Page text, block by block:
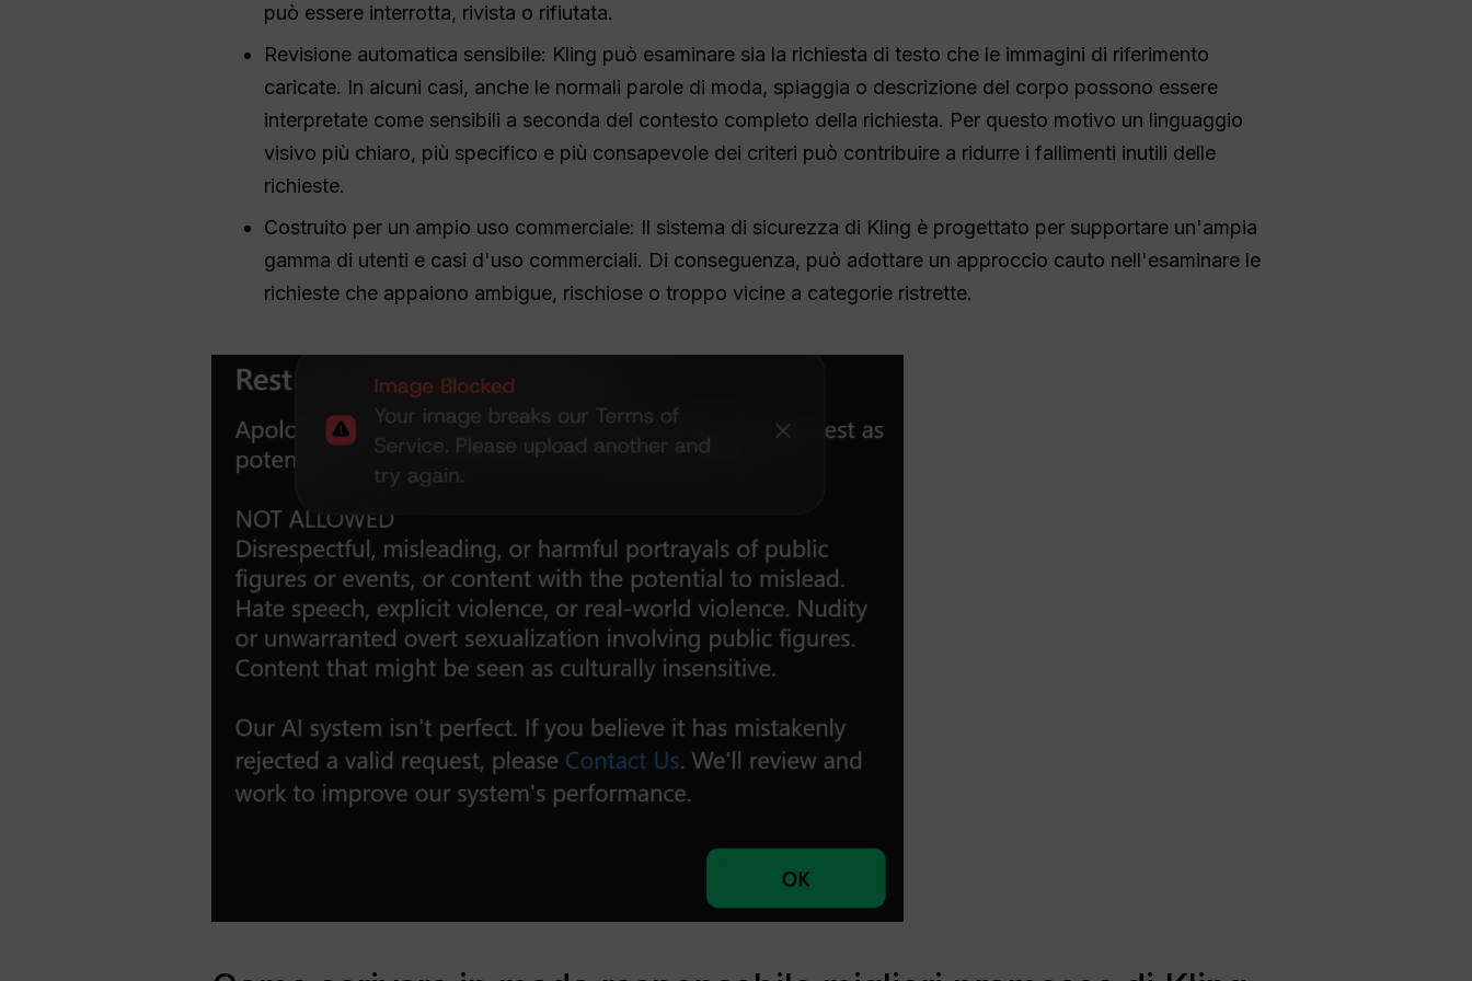
può essere interrotta, rivista o rifiutata.
Revisione automatica sensibile: Kling può esaminare sia la richiesta di testo che le immagini di riferimento
caricate. In alcuni casi, anche le normali parole di moda, spiaggia o descrizione del corpo possono essere
interpretate come sensibili a seconda del contesto completo della richiesta. Per questo motivo un linguaggio
visivo più chiaro, più specifico e più consapevole dei criteri può contribuire a ridurre i fallimenti inutili delle
richieste.
Costruito per un ampio uso commerciale: Il sistema di sicurezza di Kling è progettato per supportare un'ampia
gamma di utenti e casi d'uso commerciali. Di conseguenza, può adottare un approccio cauto nell'esaminare le
richieste che appaiono ambigue, rischiose o troppo vicine a categorie ristrette.